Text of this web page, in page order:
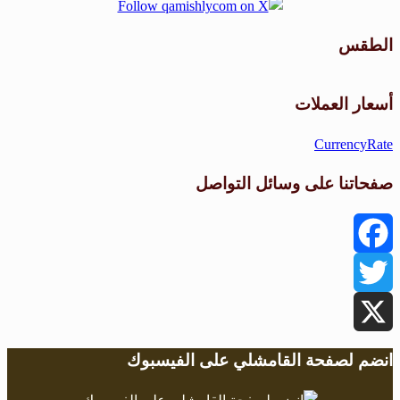
الطقس
أسعار العملات
CurrencyRate
صفحاتنا على وسائل التواصل
Facebook
Twitter
X
انضم لصفحة القامشلي على الفيسبوك